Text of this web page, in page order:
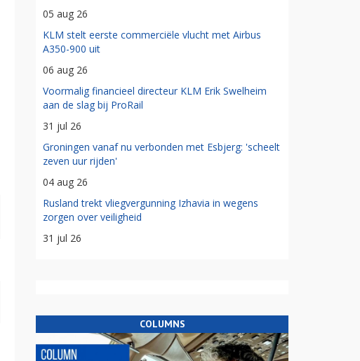
05 aug 26
KLM stelt eerste commerciële vlucht met Airbus
A350-900 uit
06 aug 26
Voormalig financieel directeur KLM Erik Swelheim
aan de slag bij ProRail
31 jul 26
Groningen vanaf nu verbonden met Esbjerg: 'scheelt
zeven uur rijden'
04 aug 26
Rusland trekt vliegvergunning Izhavia in wegens
zorgen over veiligheid
31 jul 26
COLUMNS